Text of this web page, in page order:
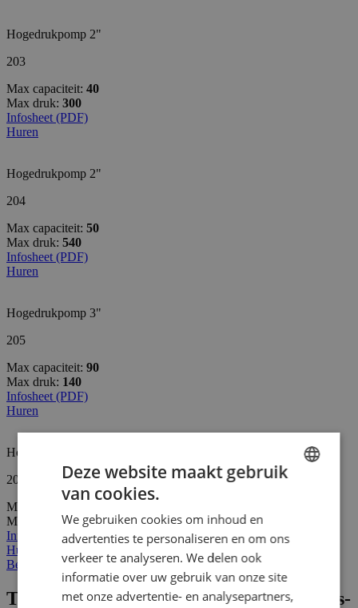
Hogedrukpomp 2"
203
Max capaciteit: 40
Max druk: 300
Infosheet (PDF)
Huren
Hogedrukpomp 2"
204
Max capaciteit: 50
Max druk: 540
Infosheet (PDF)
Huren
Hogedrukpomp 3"
205
Max capaciteit: 90
Max druk: 140
Infosheet (PDF)
Huren
Hogedrukpomp 3"
208
Max capaciteit:
Max druk:62
Infosheet (PDF)
Huren
Bekijk alle producten uit hoge druk pompen
Toepassingen van een hogedrukpomp in s-
ENGLISH
Deze website maakt gebruik
van cookies.
We gebruiken cookies om inhoud en
advertenties te personaliseren en om ons
verkeer te analyseren. We delen ook
informatie over uw gebruik van onze site
met onze advertentie- en analysepartners,